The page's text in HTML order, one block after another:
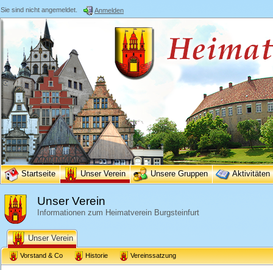
Sie sind nicht angemeldet. Anmelden
Startseite Unser Verein Unsere Gruppen Aktivitäten
Unser Verein
Informationen zum Heimatverein Burgsteinfurt
Unser Verein
Vorstand & Co Historie Vereinssatzung